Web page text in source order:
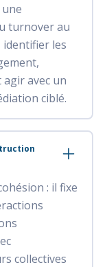
turnover au
identifier les
avec un
ciblé.
: il fixe
collectives